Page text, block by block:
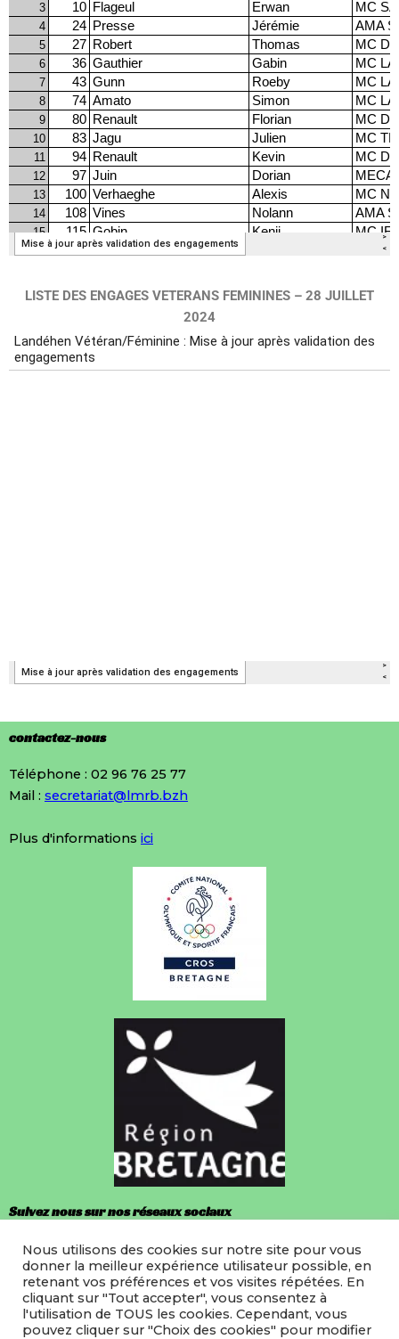
LISTE DES ENGAGES VETERANS FEMININES – 28 JUILLET
2024
contactez-nous
Téléphone : 02 96 76 25 77
Mail : secretariat@lmrb.bzh
Plus d'informations ici
Suivez nous sur nos réseaux sociaux
Facebook
Instagram
Nous utilisons des cookies sur notre site pour vous
donner la meilleur expérience utilisateur possible, en
retenant vos préférences et vos visites répétées. En
cliquant sur "Tout accepter", vous consentez à
l'utilisation de TOUS les cookies. Cependant, vous
pouvez cliquer sur "Choix des cookies" pour modifier